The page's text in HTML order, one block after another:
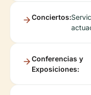
Conciertos:
Conferencias y
Exposiciones: